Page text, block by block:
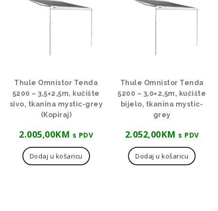
Thule Omnistor Tenda
5200 – 3,5×2,5m, kučište
sivo, tkanina mystic-grey
(Kopiraj)
2.005,00KM s PDV
Dodaj u košaricu
Thule Omnistor Tenda
5200 – 3,0×2,5m, kučište
bijelo, tkanina mystic-
grey
2.052,00KM s PDV
Dodaj u košaricu